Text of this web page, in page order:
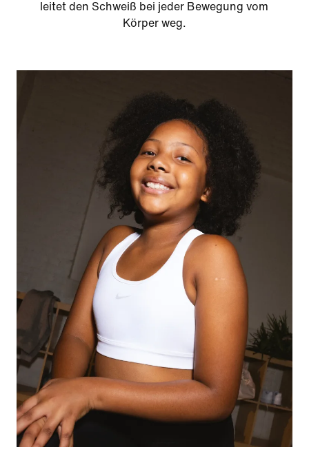
leitet den Schweiß bei jeder Bewegung vom
Körper weg.